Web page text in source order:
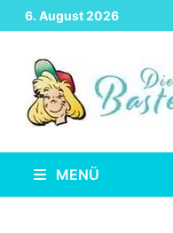
Zurück
zum
Inhalt
6. August 2026
MENÜ